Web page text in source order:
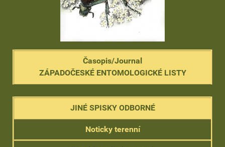
Časopis/Journal
ZÁPADOČESKÉ ENTOMOLOGICKÉ LISTY
JINÉ SPISKY ODBORNÉ
Noticky terenní